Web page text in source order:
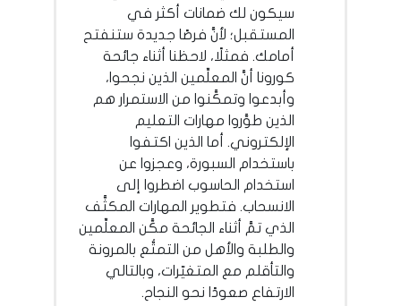
سيكون لك ضمانات أكثر في
المستقبل؛ لأنَّ فرصًا جديدة ستنفتح
أمامك. فمثلًا، لاحظنا أثناء جائحة
كورونا أنَّ المعلِّمين الذين نجحوا،
وأبدعوا وتمكَّنوا من الاستمرار هم
الذين طوَّروا مهارات التعليم
الإلكتروني. أما الذين اكتفوا
باستخدام السبورة، وعجزوا عن
استخدام الحاسوب اضطروا إلى
الانسحاب. فتطوير المهارات المكثَّف
الذي تمَّ أثناء الجائحة مكَّن المعلِّمين
والطلبة والأهل من التمتُّع بالمرونة
والتأقلم مع المتغيّرات، وبالتالي
الارتفاع صعودًا نحو النجاح.